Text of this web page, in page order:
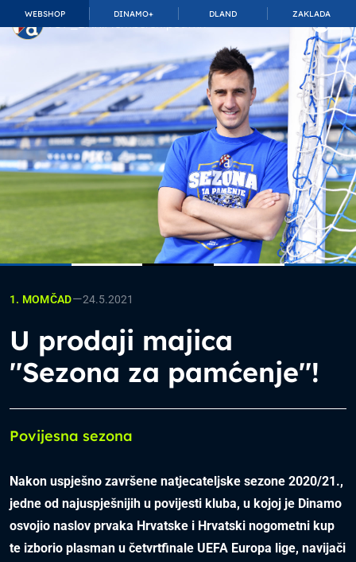
WEBSHOP DINAMO+ DLAND ZAKLADA
TOP_BAR.MembershipSuffix
1. MOMČAD—24.5.2021
U prodaji majica
''Sezona za pamćenje''!
Povijesna sezona
Nakon uspješno završene natjecateljske sezone 2020/21.,
jedne od najuspješnijih u povijesti kluba, u kojoj je Dinamo
osvojio naslov prvaka Hrvatske i Hrvatski nogometni kup
te izborio plasman u četvrtfinale UEFA Europa lige, navijači